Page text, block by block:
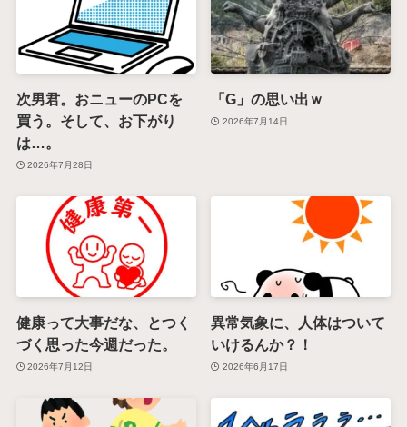
次男君。おニューのPCを
買う。そして、お下がり
は…。
2026年7月28日
「G」の思い出ｗ
2026年7月14日
健康って大事だな、とつく
づく思った今週だった。
2026年7月12日
異常気象に、人体はついて
いけるんか？！
2026年6月17日